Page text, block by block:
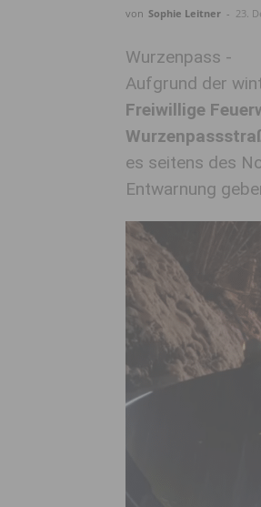
von Sophie Leitner - 23.
Wurzenpass -
Aufgrund der
Freiwillige
es seitens des
Entwarnung